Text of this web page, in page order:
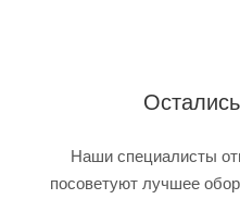
Наши специалисты
посоветуют лучшее